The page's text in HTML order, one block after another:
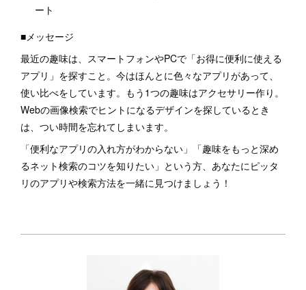
ート
■メッセージ
最近の趣味は、スマートフォンやPCで「お得に便利に使える
アプリ」を探すこと。今はほんとに色々なアプリがあって、
使い比べをしています。もう1つの趣味はアクセサリー作り。
Webの画像検索でヒントになるデザインを探しているとき
は、つい時間を忘れてしまいます。
「便利なアプリの入れ方がわからない」「趣味をもっと深め
るネット検索のコツを知りたい」という方、あなたにピッタ
リのアプリや検索方法を一緒に見つけましょう！